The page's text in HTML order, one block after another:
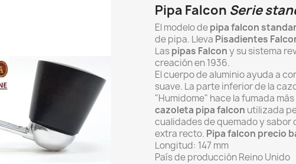
Pipa Falcon Serie
El modelo depipa falcon
de pipa. Lleva Pisadientes
Laspipas Falcony su sistema
creación en 1936.
El cuerpo de aluminio ayuda a
suave. La parte inferior de la
"Humidome" hace la fumada
cazoleta pipa falcon utilizada
cualidades de quemado y sabor
extra recto. Pipa falcon precio
Longitud: 147 mm
País de producción Reino Unido